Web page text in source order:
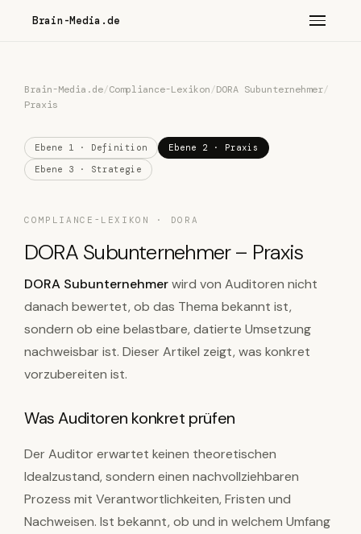
Brain-Media.de
Brain-Media.de/Compliance-Lexikon/DORA Subunternehmer/
Praxis
Ebene 1 · Definition
Ebene 2 · Praxis
Ebene 3 · Strategie
COMPLIANCE-LEXIKON · DORA
DORA Subunternehmer – Praxis
DORA Subunternehmerwird von Auditoren nicht
danach bewertet, ob das Thema bekannt ist,
sondern ob eine belastbare, datierte Umsetzung
nachweisbar ist. Dieser Artikel zeigt, was konkret
vorzubereiten ist.
Was Auditoren konkret prüfen
Der Auditor erwartet keinen theoretischen
Idealzustand, sondern einen nachvollziehbaren
Prozess mit Verantwortlichkeiten, Fristen und
Nachweisen. Ist bekannt, ob und in welchem Umfang